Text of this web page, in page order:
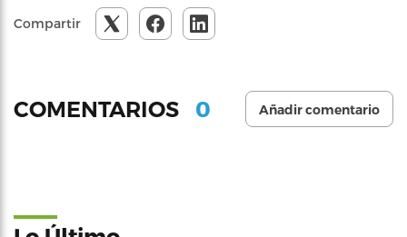
Compartir
COMENTARIOS 0 Añadir comentario